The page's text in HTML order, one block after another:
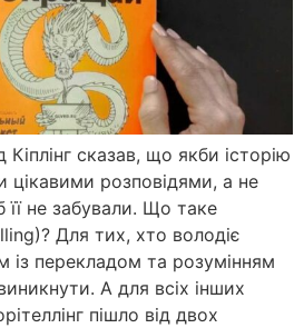
сказав, що якби історію
цікавими розповідями, а не
не забували. Що таке
Для тих, хто володіє
із перекладом та розумінням
А для всіх інших
пішло від двох